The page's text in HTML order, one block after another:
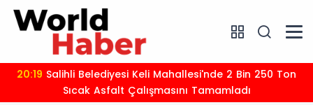
20:19
Sıcak Asfalt Çalışmasını Tamamladı